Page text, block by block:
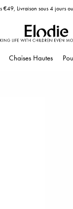
€49, Livraison sous 4 jours
Chaises Hautes